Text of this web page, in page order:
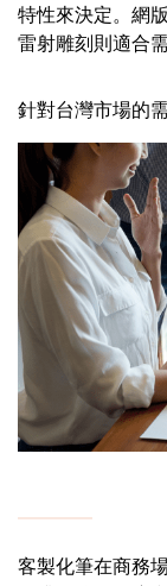
特性來決定。網
雷射雕刻則適合
針對台灣市場的
客製化筆在商務